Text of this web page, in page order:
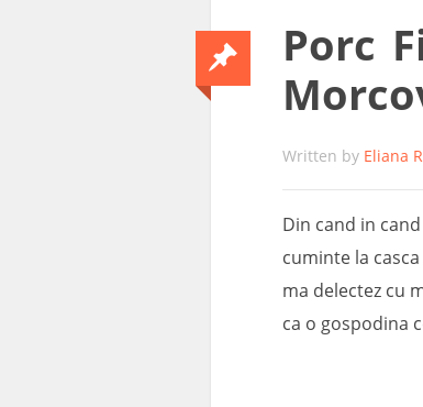
Porc
Written by Eliana
Din cand in
cuminte la
ma delectez cu
ca o gospodina